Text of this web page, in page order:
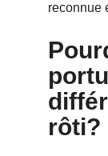
reconnue
rôti?